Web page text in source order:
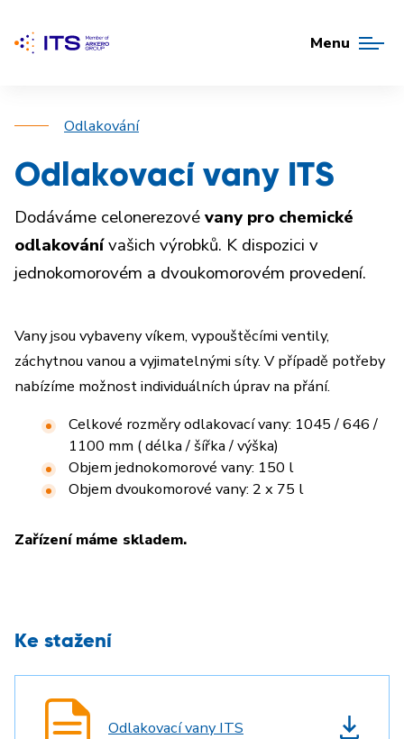
Menu
Odlakování
Odlakovací vany ITS
Dodáváme celonerezovévany pro chemické
odlakovánívašich výrobků. K dispozici v
jednokomorovém a dvoukomorovém provedení.
Vany jsou vybaveny víkem, vypouštěcími ventily,
záchytnou vanou a vyjimatelnými síty. V případě potřeby
nabízíme možnost individuálních úprav na přání.
Celkové rozměry odlakovací vany: 1045 / 646 /
1100 mm ( délka / šířka / výška)
Objem jednokomorové vany: 150 l
Objem dvoukomorové vany: 2 x 75 l
Zařízení máme skladem.
Ke stažení
Odlakovací vany ITS